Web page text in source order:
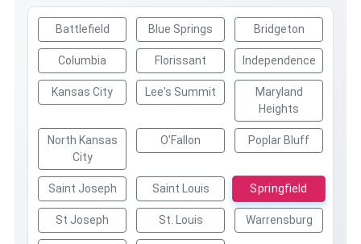
Battlefield Blue Springs Bridgeton
Columbia Florissant Independence
Kansas City Lee's Summit
Maryland
Heights
North Kansas
City
O'Fallon Poplar Bluff
Saint Joseph Saint Louis Springfield
St Joseph St. Louis Warrensburg